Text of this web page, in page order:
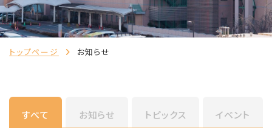
トップページ お知らせ
すべて お知らせ トピックス イベント